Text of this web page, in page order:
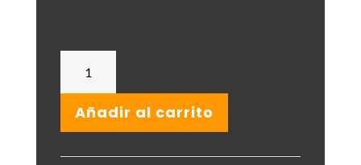
California
Añadir al carrito